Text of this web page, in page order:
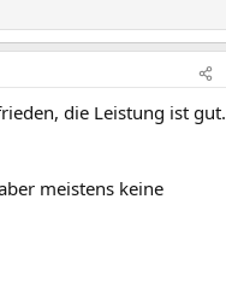
die Leistung ist gut.
meistens keine